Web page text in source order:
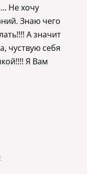
Не хочу
Знаю чего
А значит
чуствую себя
Я Вам